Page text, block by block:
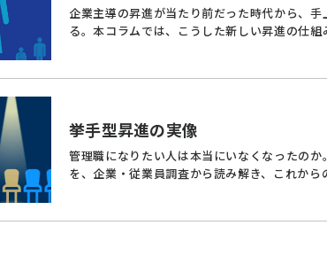
企業主導の昇進が当たり前だった時代から、
る。本コラムでは、こうした新しい昇進の仕組
挙手型昇進の実像
管理職になりたい人は本当にいなくなったの
を、企業・従業員調査から読み解き、これから